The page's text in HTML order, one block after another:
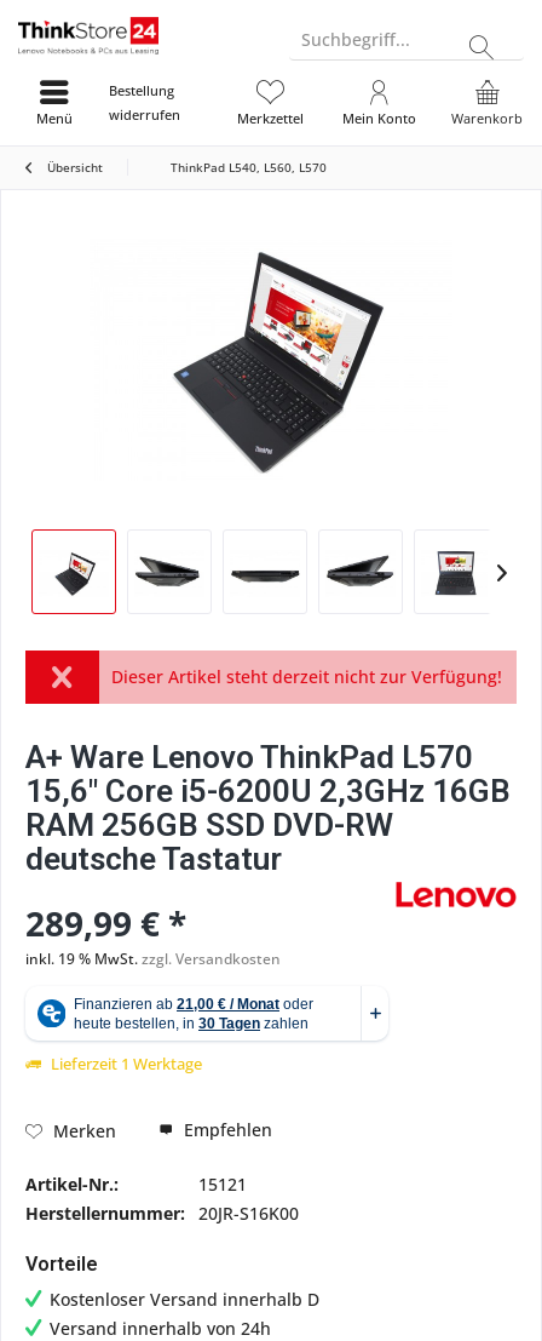
Suchbegriff...
Bestellung
widerrufen
Warenkorb
Merkzettel Mein Konto
Menü
Übersicht ThinkPad L540, L560, L570
Dieser Artikel steht derzeit nicht zur Verfügung!
A+ Ware Lenovo ThinkPad L570
15,6" Core i5-6200U 2,3GHz 16GB
RAM 256GB SSD DVD-RW
deutsche Tastatur
289,99 € *
inkl. 19 % MwSt.zzgl. Versandkosten
Lieferzeit 1 Werktage
Merken Empfehlen
Artikel-Nr.:
15121
Herstellernummer: 20JR-S16K00
Vorteile
Kostenloser Versand innerhalb D
Versand innerhalb von 24h